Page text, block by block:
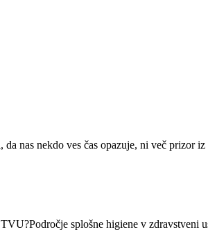
nas nekdo ves čas opazuje, ni več prizor
splošne higiene v zdravstveni